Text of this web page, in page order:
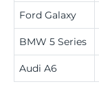
Ford Galaxy
BMW 5 Series
Audi A6